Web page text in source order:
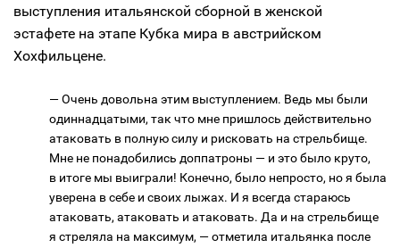
выступления итальянской сборной в женской
эстафете на этапе Кубка мира в австрийском
Хохфильцене.
— Очень довольна этим выступлением. Ведь мы были
одиннадцатыми, так что мне пришлось действительно
атаковать в полную силу и рисковать на стрельбище.
Мне не понадобились доппатроны — и это было круто,
в итоге мы выиграли! Конечно, было непросто, но я была
уверена в себе и своих лыжах. И я всегда стараюсь
атаковать, атаковать и атаковать. Да и на стрельбище
я стреляла на максимум, — отметила итальянка после